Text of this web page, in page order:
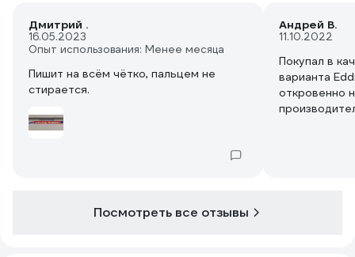
Дмитрий .
16.05.2023
Опыт использования: Менее месяца
Пишит на всём чётко, пальцем не
стирается.
Андрей В.
11.10.2022
Покупал в
варианта
откровенно
Посмотреть все отзывы